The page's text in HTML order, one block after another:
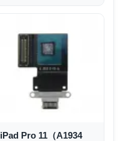
iPad Pro 11（A1934